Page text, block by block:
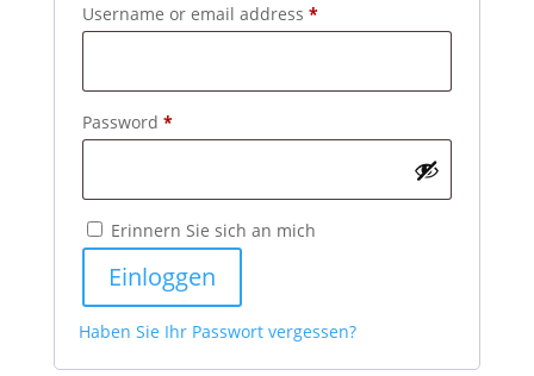
Username or email address *Required
Password *Required
Erinnern Sie sich an mich
Einloggen
Haben Sie Ihr Passwort vergessen?